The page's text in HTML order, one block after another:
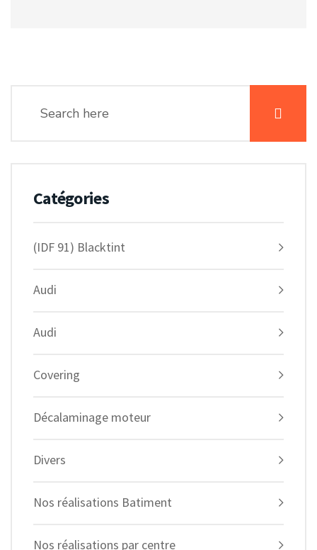
Catégories
(IDF 91) Blacktint
Audi
Audi
Covering
Décalaminage moteur
Divers
Nos réalisations Batiment
Nos réalisations par centre